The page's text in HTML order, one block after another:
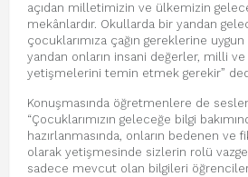
açıdan milletimizin ve ülkemizin
mekânlardır. Okullarda bir yandan
çocuklarımıza çağın gereklerine
yandan onların insani değerler, milli
yetişmelerini temin etmek gerekir”
Konuşmasında öğretmenlere de
“Çocuklarımızın geleceğe bilgi
hazırlanmasında, onların bedenen ve
olarak yetişmesinde sizlerin rolü
sadece mevcut olan bilgileri